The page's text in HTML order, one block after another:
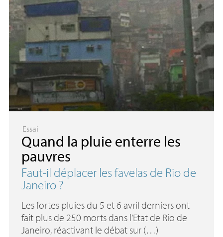
Essai
Quand la pluie enterre les
pauvres
Faut-il déplacer les favelas de Rio de
Janeiro?
Les fortes pluies du 5 et 6 avril derniers ont
fait plus de 250 morts dans l’Etat de Rio de
Janeiro, réactivant le débat sur (…)